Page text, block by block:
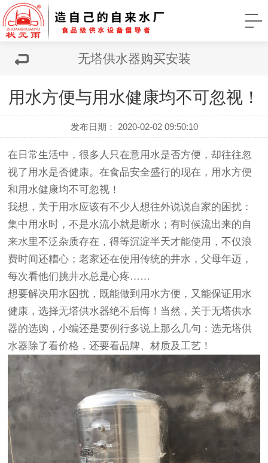
无塔供水器购买安装
用水方便与用水健康均不可忽视！
发布日期： 2020-02-02 09:50:10
在日常生活中，很多人只在意用水是否方便，却往往忽
视了用水是否健康。在食品安全盛行的现在，用水方便
和用水健康均不可忽视！
我想，关于用水应该有不少人想往外说说自家的困扰：
集中用水时，不是水流小就是断水；有时候流出来的自
来水里不泛杂质存在，得等沉淀半天才能使用，不仅浪
费时间还糟心；老家还在使用传统的井水，父母年迈，
每次看他们挑井水总是心疼……
想要解决用水困扰，既能做到用水方便，又能保证用水
健康，选择无塔供水器绝不后悔！当然，关于无塔供水
器的选购，小编还是要例行多说上那么几句：选无塔供
水器除了看价格，还要看品牌、材质及工艺！